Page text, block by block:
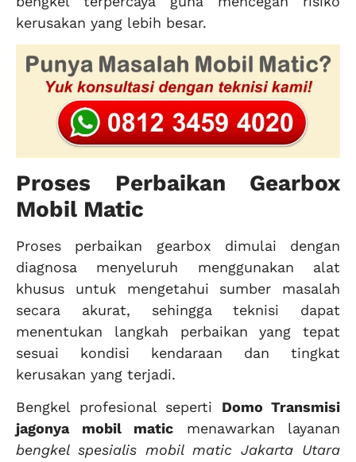
kerusakan yang lebih besar.
Proses Perbaikan Gearbox
Mobil Matic
Proses perbaikan gearbox dimulai dengan
diagnosa menyeluruh menggunakan alat
khusus untuk mengetahui sumber masalah
secara akurat, sehingga teknisi dapat
menentukan langkah perbaikan yang tepat
sesuai kondisi kendaraan dan tingkat
kerusakan yang terjadi.
Bengkel profesional seperti Domo Transmisi
jagonya mobil matic menawarkan layanan
bengkel spesialis mobil matic Jakarta Utara